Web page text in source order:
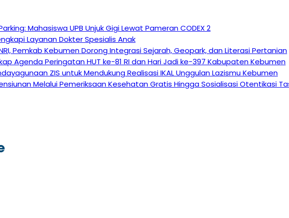
Mahasiswa UPB Unjuk Gigi Lewat Pameran CODEX 2
Layanan Dokter Spesialis Anak
Pemkab Kebumen Dorong Integrasi Sejarah, Geopark, dan Literasi Pertanian
Agenda Peringatan HUT ke-81 RI dan Hari Jadi ke-397 Kabupaten Kebumen
ZIS untuk Mendukung Realisasi IKAL Unggulan Lazismu Kebumen
Melalui Pemeriksaan Kesehatan Gratis Hingga Sosialisasi Otentikasi